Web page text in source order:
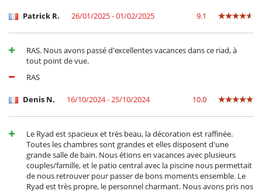
Patrick R. 26/01/2025 - 01/02/2025 9.1
RAS. Nous avons passé d'excellentes vacances dans ce riad, à
tout point de vue.
RAS
Denis N. 16/10/2024 - 25/10/2024 10.0
Le Ryad est spacieux et très beau, la décoration est raffinée.
Toutes les chambres sont grandes et elles disposent d'une
grande salle de bain. Nous étions en vacances avec plusieurs
couples/famille, et le patio central avec la piscine nous permettait
de nous retrouver pour passer de bons moments ensemble. Le
Ryad est très propre, le personnel charmant. Nous avons pris nos